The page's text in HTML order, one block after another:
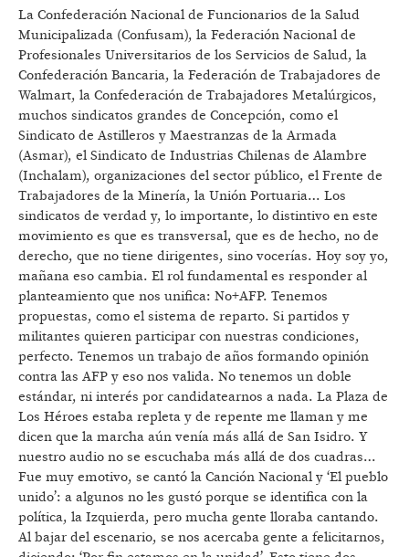
La Confederación Nacional de Funcionarios de la Salud
Municipalizada (Confusam), la Federación Nacional de
Profesionales Universitarios de los Servicios de Salud, la
Confederación Bancaria, la Federación de Trabajadores de
Walmart, la Confederación de Trabajadores Metalúrgicos,
muchos sindicatos grandes de Concepción, como el
Sindicato de Astilleros y Maestranzas de la Armada
(Asmar), el Sindicato de Industrias Chilenas de Alambre
(Inchalam), organizaciones del sector público, el Frente de
Trabajadores de la Minería, la Unión Portuaria… Los
sindicatos de verdad y, lo importante, lo distintivo en este
movimiento es que es transversal, que es de hecho, no de
derecho, que no tiene dirigentes, sino vocerías. Hoy soy yo,
mañana eso cambia. El rol fundamental es responder al
planteamiento que nos unifica: No+AFP. Tenemos
propuestas, como el sistema de reparto. Si partidos y
militantes quieren participar con nuestras condiciones,
perfecto. Tenemos un trabajo de años formando opinión
contra las AFP y eso nos valida. No tenemos un doble
estándar, ni interés por candidatearnos a nada. La Plaza de
Los Héroes estaba repleta y de repente me llaman y me
dicen que la marcha aún venía más allá de San Isidro. Y
nuestro audio no se escuchaba más allá de dos cuadras…
Fue muy emotivo, se cantó la Canción Nacional y ‘El pueblo
unido’: a algunos no les gustó porque se identifica con la
política, la Izquierda, pero mucha gente lloraba cantando.
Al bajar del escenario, se nos acercaba gente a felicitarnos,